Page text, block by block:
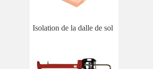
Isolation de la dalle de sol